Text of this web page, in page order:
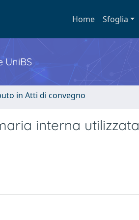
Home Sfoglia
UniBS
in Atti di convegno
interna utilizzata